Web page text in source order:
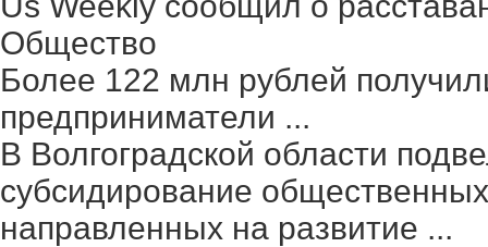
Общество
Более 122 млн рублей
предприниматели ...
В Волгоградской области
субсидирование
направленных на развитие ...